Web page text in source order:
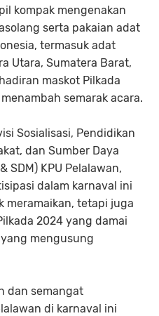
kompak mengenakan
serta pakaian adat
termasuk adat
Utara, Sumatera Barat,
maskot Pilkada
semarak acara.
Sosialisasi, Pendidikan
dan Sumber Daya
SDM) KPU Pelalawan,
dalam karnaval ini
meramaikan, tetapi juga
2024 yang damai
mengusung
dan semangat
di karnaval ini